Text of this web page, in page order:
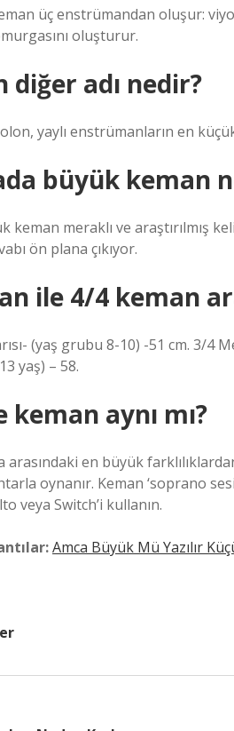
üç enstrümandan oluşur:
oluşturur.
diğer adı nedir?
yaylı enstrümanların en
büyük keman
keman meraklı ve araştırılmış
ön plana çıkıyor.
ile 4/4 keman
(yaş grubu 8-10) -51 cm. 3/
yaş) – 58.
keman aynı mı?
arasındaki en büyük
oynanır. Keman ‘soprano
veya Switch’i kullanın.
Amca Büyük Mü Yazılır